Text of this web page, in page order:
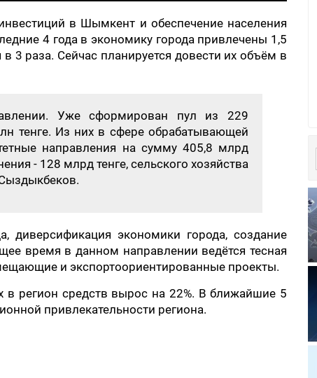
в Шымкент и обеспечение населения
4 года в экономику города привлечены 1,5
3 раза. Сейчас планируется довести их объём в
Уже сформирован пул из 229
тенге. Из них в сфере обрабатывающей
направления на сумму 405,8 млрд
- 128 млрд тенге, сельского хозяйства
диверсификация экономики города, создание
время в данном направлении ведётся тесная
и экспортоориентированные проекты.
в регион средств вырос на 22%. В ближайшие 5
привлекательности региона.